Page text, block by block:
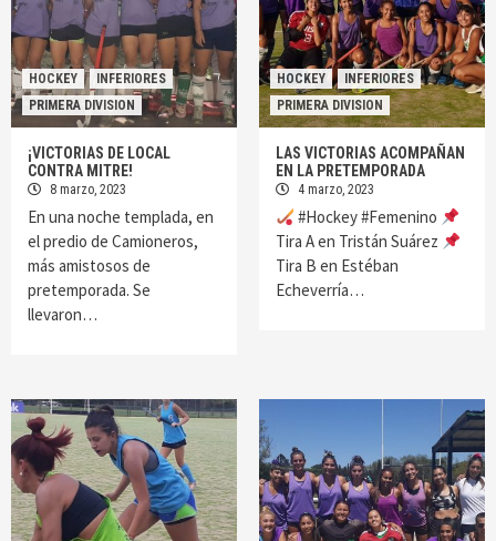
HOCKEY
INFERIORES
PRIMERA DIVISION
¡VICTORIAS DE LOCAL
CONTRA MITRE!
8 marzo, 2023
En una noche templada, en
el predio de Camioneros,
más amistosos de
pretemporada. Se
llevaron…
HOCKEY
INFERIORES
PRIMERA DIVISION
LAS VICTORIAS ACOMPAÑAN
EN LA PRETEMPORADA
4 marzo, 2023
#Hockey #Femenino
Tira A en Tristán Suárez
Tira B en Estéban
Echeverría…